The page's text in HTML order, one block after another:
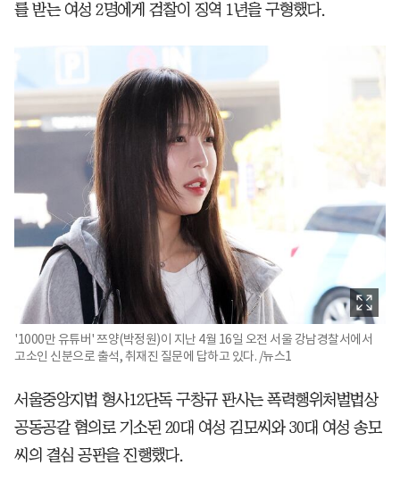
를 받는 여성 2명에게 검찰이 징역 1년을 구형했다.
'1000만 유튜버' 쯔양(박정원)이 지난 4월 16일 오전 서울 강남경찰서에서
고소인 신분으로 출석, 취재진 질문에 답하고 있다. /뉴스1
서울중앙지법 형사12단독 구창규 판사는 폭력행위처벌법상
공동공갈 혐의로 기소된 20대 여성 김모씨와 30대 여성 송모
씨의 결심 공판을 진행했다.